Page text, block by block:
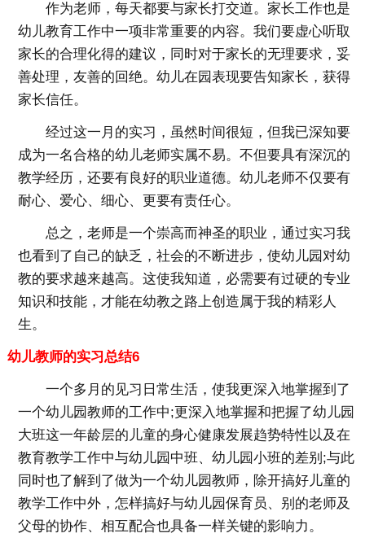
作为老师，每天都要与家长打交道。家长工作也是
幼儿教育工作中一项非常重要的内容。我们要虚心听取
家长的合理化得的建议，同时对于家长的无理要求，妥
善处理，友善的回绝。幼儿在园表现要告知家长，获得
家长信任。
经过这一月的实习，虽然时间很短，但我已深知要
成为一名合格的幼儿老师实属不易。不但要具有深沉的
教学经历，还要有良好的职业道德。幼儿老师不仅要有
耐心、爱心、细心、更要有责任心。
总之，老师是一个崇高而神圣的职业，通过实习我
也看到了自己的缺乏，社会的不断进步，使幼儿园对幼
教的要求越来越高。这使我知道，必需要有过硬的专业
知识和技能，才能在幼教之路上创造属于我的精彩人
生。
幼儿教师的实习总结6
一个多月的见习日常生活，使我更深入地掌握到了
一个幼儿园教师的工作中;更深入地掌握和把握了幼儿园
大班这一年龄层的儿童的身心健康发展趋势特性以及在
教育教学工作中与幼儿园中班、幼儿园小班的差别;与此
同时也了解到了做为一个幼儿园教师，除开搞好儿童的
教学工作中外，怎样搞好与幼儿园保育员、别的老师及
父母的协作、相互配合也具备一样关键的影响力。